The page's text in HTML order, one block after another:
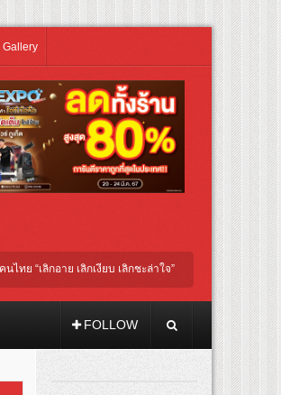
Gallery
ย เลิกเงียบ เลิกชะล่าใจ” เรื่อง HPV ในแคมเปญ “HPV ไ
ระชันความสยอง!
FOLLOW